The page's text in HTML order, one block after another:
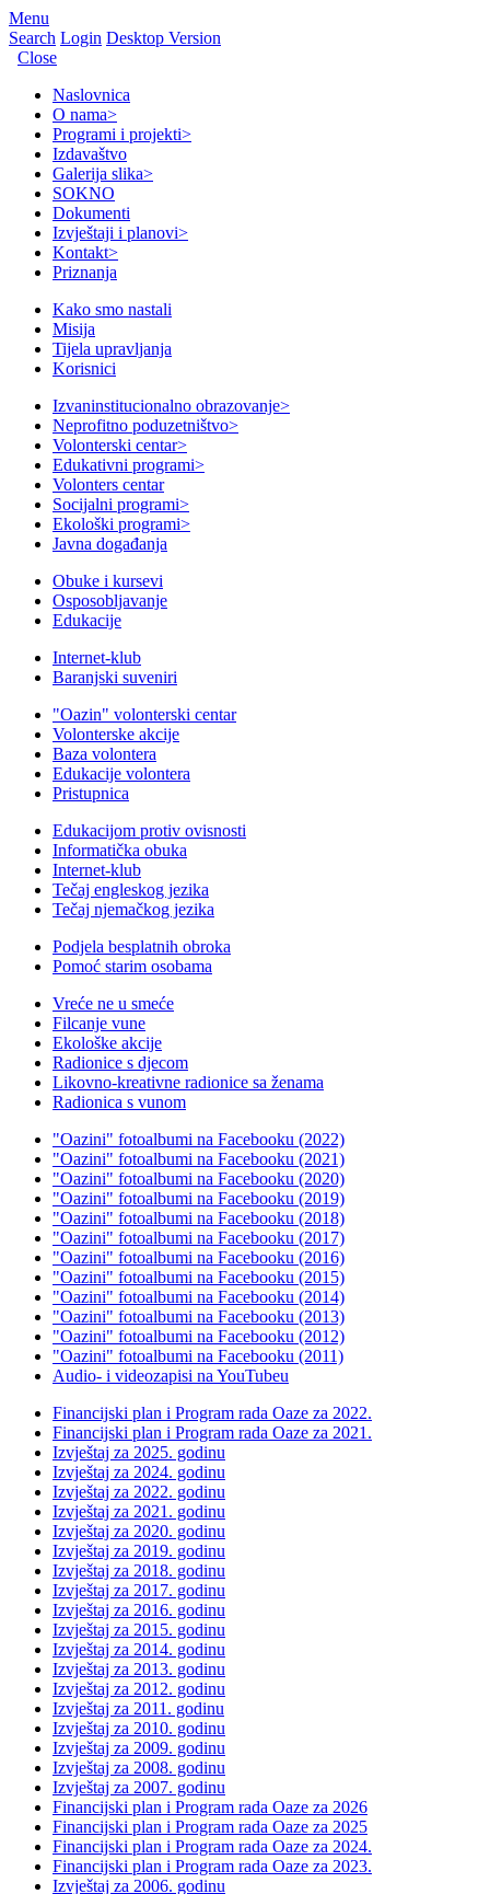
Menu
Search Login Desktop Version
Close
Naslovnica
O nama>
Programi i projekti>
Izdavaštvo
Galerija slika>
SOKNO
Dokumenti
Izvještaji i planovi>
Kontakt>
Priznanja
Kako smo nastali
Misija
Tijela upravljanja
Korisnici
Izvaninstitucionalno obrazovanje>
Neprofitno poduzetništvo>
Volonterski centar>
Edukativni programi>
Volonters centar
Socijalni programi>
Ekološki programi>
Javna događanja
Obuke i kursevi
Osposobljavanje
Edukacije
Internet-klub
Baranjski suveniri
"Oazin" volonterski centar
Volonterske akcije
Baza volontera
Edukacije volontera
Pristupnica
Edukacijom protiv ovisnosti
Informatička obuka
Internet-klub
Tečaj engleskog jezika
Tečaj njemačkog jezika
Podjela besplatnih obroka
Pomoć starim osobama
Vreće ne u smeće
Filcanje vune
Ekološke akcije
Radionice s djecom
Likovno-kreativne radionice sa ženama
Radionica s vunom
"Oazini" fotoalbumi na Facebooku (2022)
"Oazini" fotoalbumi na Facebooku (2021)
"Oazini" fotoalbumi na Facebooku (2020)
"Oazini" fotoalbumi na Facebooku (2019)
"Oazini" fotoalbumi na Facebooku (2018)
"Oazini" fotoalbumi na Facebooku (2017)
"Oazini" fotoalbumi na Facebooku (2016)
"Oazini" fotoalbumi na Facebooku (2015)
"Oazini" fotoalbumi na Facebooku (2014)
"Oazini" fotoalbumi na Facebooku (2013)
"Oazini" fotoalbumi na Facebooku (2012)
"Oazini" fotoalbumi na Facebooku (2011)
Audio- i videozapisi na YouTubeu
Financijski plan i Program rada Oaze za 2022.
Financijski plan i Program rada Oaze za 2021.
Izvještaj za 2025. godinu
Izvještaj za 2024. godinu
Izvještaj za 2022. godinu
Izvještaj za 2021. godinu
Izvještaj za 2020. godinu
Izvještaj za 2019. godinu
Izvještaj za 2018. godinu
Izvještaj za 2017. godinu
Izvještaj za 2016. godinu
Izvještaj za 2015. godinu
Izvještaj za 2014. godinu
Izvještaj za 2013. godinu
Izvještaj za 2012. godinu
Izvještaj za 2011. godinu
Izvještaj za 2010. godinu
Izvještaj za 2009. godinu
Izvještaj za 2008. godinu
Izvještaj za 2007. godinu
Financijski plan i Program rada Oaze za 2026
Financijski plan i Program rada Oaze za 2025
Financijski plan i Program rada Oaze za 2024.
Financijski plan i Program rada Oaze za 2023.
Izvještaj za 2006. godinu